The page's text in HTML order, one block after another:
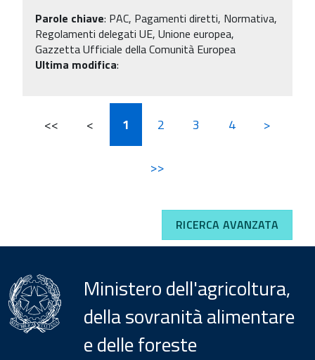
Parole chiave: PAC, Pagamenti diretti, Normativa,
Regolamenti delegati UE, Unione europea,
Gazzetta Ufficiale della Comunità Europea
Ultima modifica:
<< < 1 2 3 4 >
>>
RICERCA AVANZATA
Ministero dell'agricoltura,
della sovranità alimentare
e delle foreste